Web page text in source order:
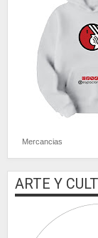
Mercancias
ARTE Y